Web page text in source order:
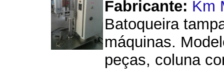
Fabricante: Km
Batoqueira
máquinas.
peças, coluna